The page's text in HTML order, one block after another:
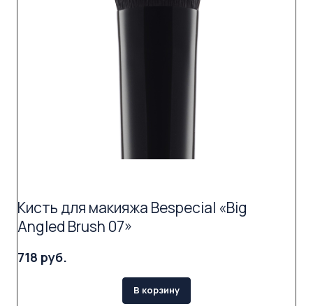
Кисть для макияжа Bespecial «Big
Angled Brush 07»
718 руб.
В корзину